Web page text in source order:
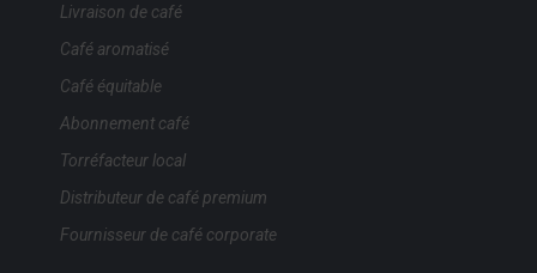
Livraison de café
Café aromatisé
Café équitable
Abonnement café
Torréfacteur local
Distributeur de café premium
Fournisseur de café corporate